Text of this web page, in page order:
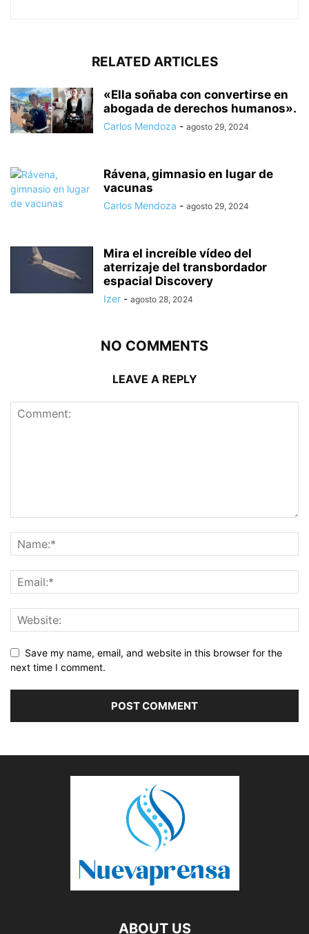
RELATED ARTICLES
«Ella soñaba con convertirse en
abogada de derechos humanos».
Carlos Mendoza - agosto 29, 2024
Rávena, gimnasio en lugar de
vacunas
Carlos Mendoza - agosto 29, 2024
Mira el increíble vídeo del
aterrizaje del transbordador
espacial Discovery
Izer - agosto 28, 2024
NO COMMENTS
LEAVE A REPLY
Save my name, email, and website in this browser for the
next time I comment.
ABOUT US